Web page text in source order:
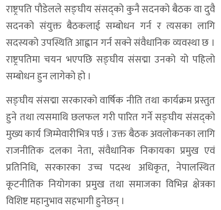
राष्ट्रपति पौडेलले सङ्घीय संसद्को कुनै सदनको बैठक वा दुवै
सदनको संयुक्त बैठकलाई सम्बोधन गर्न र त्यसका लागि
सदस्यको उपस्थिति आह्वान गर्न सक्ने संवैधानिक व्यवस्था छ ।
राष्ट्रपतिमा चयन भएपछि सङ्घीय संसद्मा उनको यो पहिलो
सम्बोधन हुन लागेको हो ।
सङ्घीय संसद्मा सरकारको वार्षिक नीति तथा कार्यक्रम प्रस्तुत
हुने तथा त्यसमाथि छलफल गरी पारित गर्ने सङ्घीय संसद्को
मुख्य कार्य जिम्मेवारीभित्र पर्छ । उक्त बैठक अवलोकनका लागि
राजनीतिक दलका नेता, संवैधानिक निकायका प्रमुख एवं
प्रतिनिधि, सरकारका उच्च पदस्थ अधिकृत, नेपालस्थित
कूटनीतिक नियोगका प्रमुख तथा समाजका विभिन्न क्षेत्रका
विशिष्ट महानुभाव सहभागी हुनेछन् ।